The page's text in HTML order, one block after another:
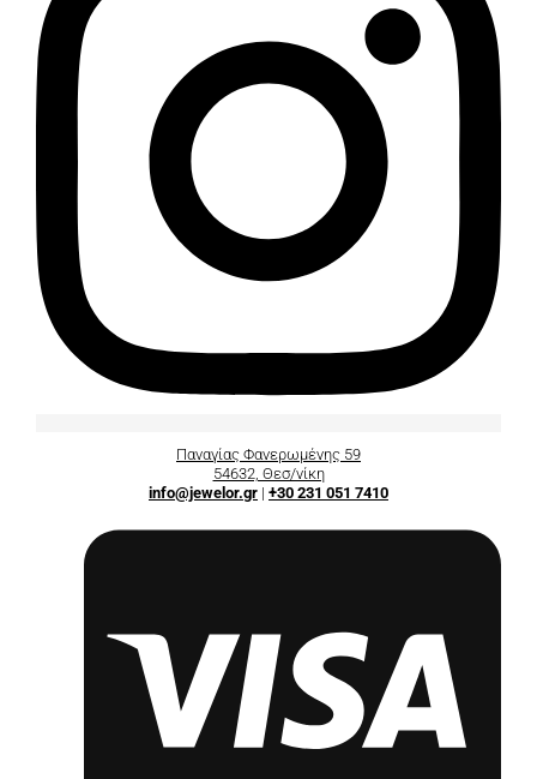
Παναγίας Φανερωμένης 59
54632, Θεσ/νίκη
info@jewelor.gr | +30 231 051 7410